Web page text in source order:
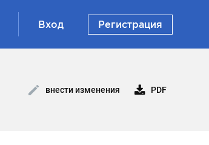
Вход Регистрация
внести изменения PDF